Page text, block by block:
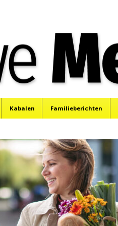
Kabalen Familieberichten